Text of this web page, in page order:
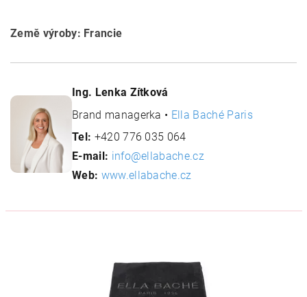
Země výroby: Francie
Ing. Lenka Zítková
Brand managerka • Ella Baché Paris
Tel: +420 776 035 064
E-mail: info@ellabache.cz
Web: www.ellabache.cz